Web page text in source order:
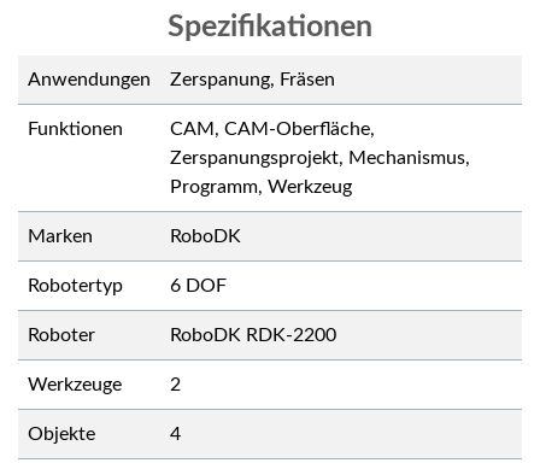
Spezifikationen
Anwendungen Zerspanung, Fräsen
Funktionen
CAM, CAM-Oberfläche,
Zerspanungsprojekt, Mechanismus,
Programm, Werkzeug
Marken RoboDK
Robotertyp 6 DOF
Roboter RoboDK RDK-2200
Werkzeuge 2
Objekte 4